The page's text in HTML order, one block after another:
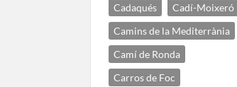
Cadaqués
Cadí-Moixeró
Camins de la Mediterrània
Camí de Ronda
Carros de Foc